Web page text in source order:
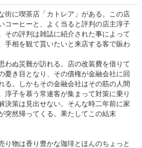
街に喫茶店「カトレア」がある。この店
コーヒーと、よく当ると評判の店主淳子
その評判は雑誌に紹介された事によって
手相を観て貰いたいと来店する客で賑わ
わぬ災難が訪れる。店の改装費を借りて
憂き目となり、その債権が金融会社に回
る。しかもその金融会社はその筋の人間
淳子を慕う常連客が集まって対策に乗り
決策は見出せない。そんな時二年前に家
突然帰ってくる。果たしてこの結末
り物は香り豊かな珈琲とほんのちょっと